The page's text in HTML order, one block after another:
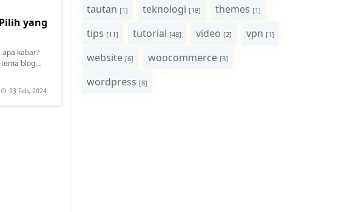
yang
apa kabar?
blog
23 Feb, 2024
tautan [1] teknologi [18] themes [1]
tips [11] tutorial [48] video [2] vpn [1]
website [6] woocommerce [3]
wordpress [8]